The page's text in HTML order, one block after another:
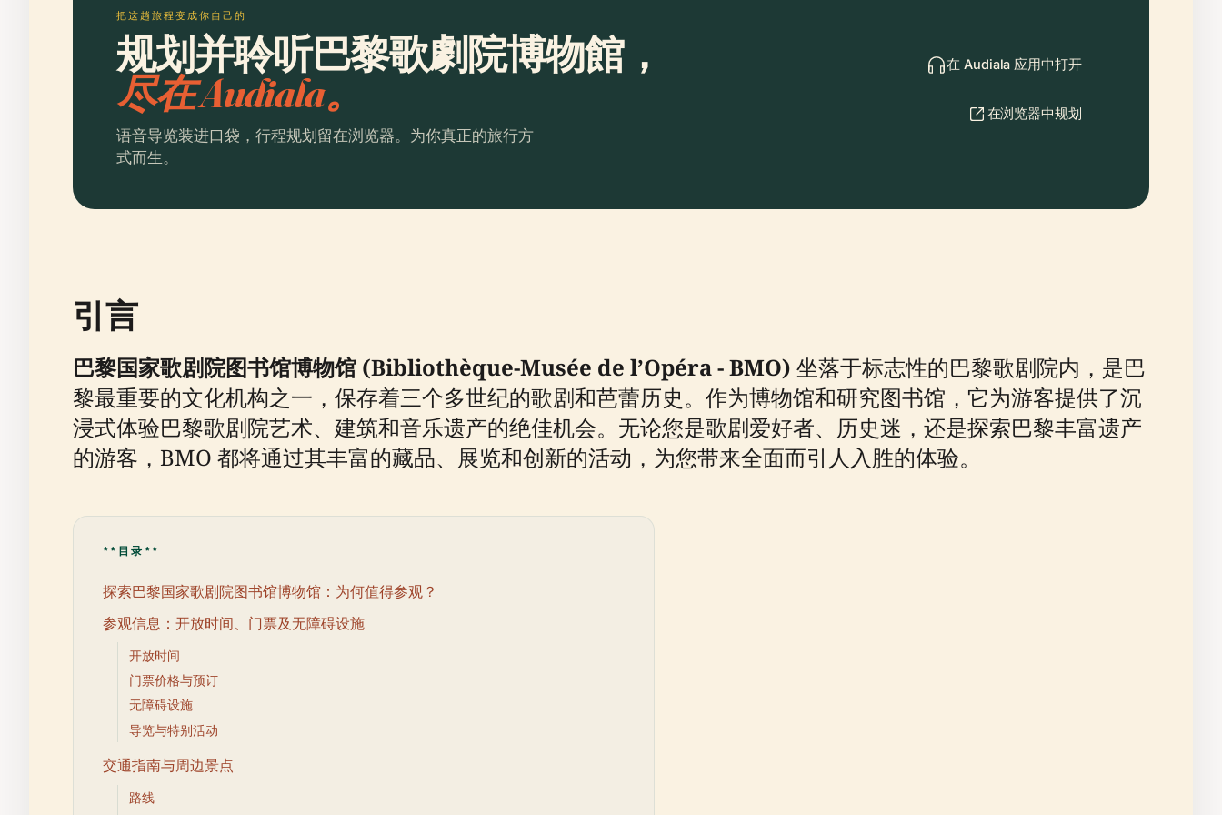
把这趟旅程变成你自己的
规划并聆听巴黎歌劇院博物館，
尽在 Audiala。
语音导览装进口袋，行程规划留在浏览器。为你真正的旅行方
式而生。
在 Audiala 应用中打开
在浏览器中规划
引言
巴黎国家歌剧院图书馆博物馆 (Bibliothèque-Musée de l’Opéra - BMO) 坐落于标志性的巴黎歌剧院内，是巴
黎最重要的文化机构之一，保存着三个多世纪的歌剧和芭蕾历史。作为博物馆和研究图书馆，它为游客提供了沉
浸式体验巴黎歌剧院艺术、建筑和音乐遗产的绝佳机会。无论您是歌剧爱好者、历史迷，还是探索巴黎丰富遗产
的游客，BMO 都将通过其丰富的藏品、展览和创新的活动，为您带来全面而引人入胜的体验。
**目录**
探索巴黎国家歌剧院图书馆博物馆：为何值得参观？
参观信息：开放时间、门票及无障碍设施
开放时间
门票价格与预订
无障碍设施
导览与特别活动
交通指南与周边景点
路线